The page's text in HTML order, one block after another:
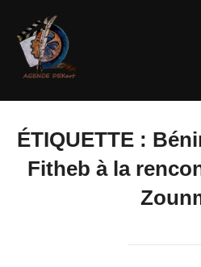
ÉTIQUETTE :
Fitheb à la